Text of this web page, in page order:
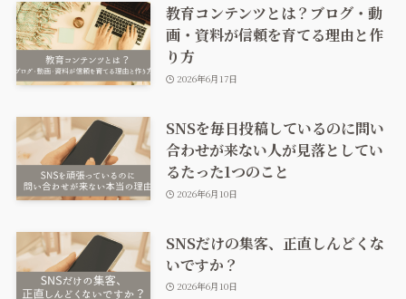
教育コンテンツとは？ブログ・動
画・資料が信頼を育てる理由と作
り方
2026年6月17日
SNSを毎日投稿しているのに問い
合わせが来ない人が見落としてい
るたった1つのこと
2026年6月10日
SNSだけの集客、正直しんどくな
いですか？
2026年6月10日